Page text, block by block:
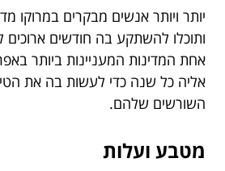
יותר ויותר אנשים מבקרים במרוקו
ותוכלו להשתקע בה חודשים ארוכים
אחת המדינות המעניינות ביותר
אליה כל שנה כדי לעשות בה את
השורשים שלהם.
מטבע ועלות